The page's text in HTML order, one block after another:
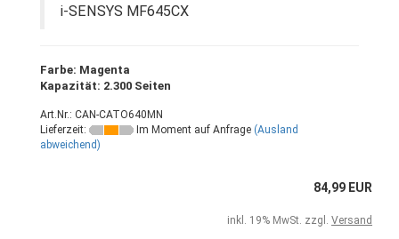
i-SENSYS MF645CX
Farbe: Magenta
Kapazität: 2.300 Seiten
Art.Nr.: CAN-CATO640MN
Lieferzeit:
Im Moment auf Anfrage (Ausland
abweichend)
84,99 EUR
inkl. 19% MwSt. zzgl. Versand